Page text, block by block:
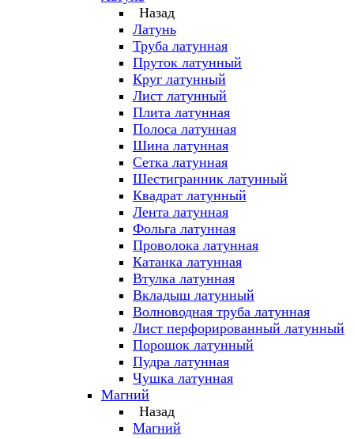
Назад
Латунь
Труба латунная
Пруток латунный
Круг латунный
Лист латунный
Плита латунная
Полоса латунная
Шина латунная
Сетка латунная
Шестигранник латунный
Квадрат латунный
Лента латунная
Фольга латунная
Проволока латунная
Катанка латунная
Втулка латунная
Вкладыш латунный
Волноводная труба латунная
Лист перфорированный латунный
Порошок латунный
Пудра латунная
Чушка латунная
Магний
Назад
Магний